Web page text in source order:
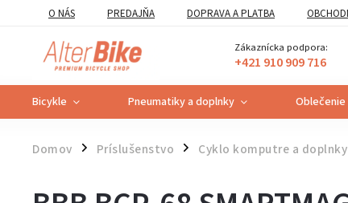
O NÁS PREDAJŇA DOPRAVA A PLATBA
POUČENIE
Zákaznícka podpora:
+421 910 909 716
Bicykle Pneumatiky a doplnky Oblečenie
Domov / Príslušenstvo / Cyklo komputre a doplnky